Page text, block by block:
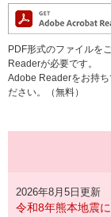
PDF形式のファイルを
Readerが必要です。
Adobe Readerをお持ち
ださい。（無料）
2026年8月5日更新
令和8年熊本地震